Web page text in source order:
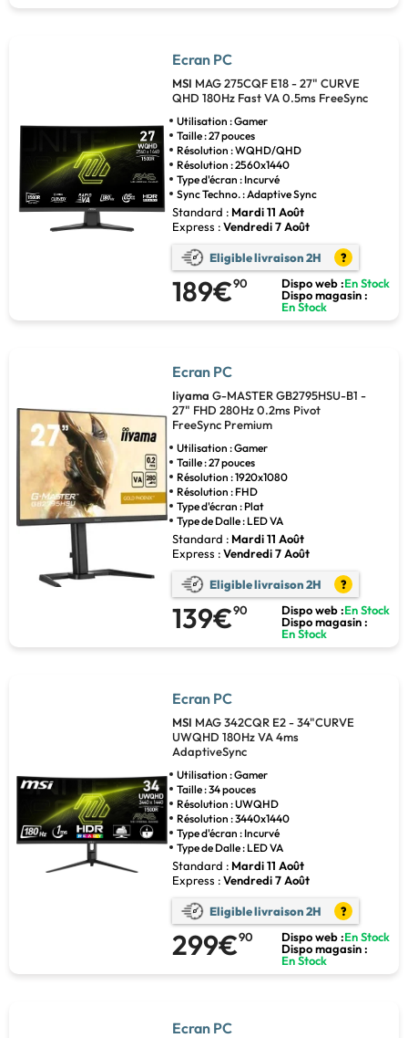
Ecran PC
MSI MAG 275CQF E18 - 27" CURVE
QHD 180Hz Fast VA 0.5ms FreeSync
Utilisation : Gamer
Taille : 27 pouces
Résolution : WQHD/QHD
Résolution : 2560x1440
Type d'écran : Incurvé
Sync Techno. : Adaptive Sync
Standard : Mardi 11 Août
Express :Vendredi 7 Août
Eligible livraison 2H ?
189€90 Dispo web :En Stock
Dispo magasin :
En Stock
Ecran PC
Iiyama G-MASTER GB2795HSU-B1 -
27" FHD 280Hz 0.2ms Pivot
FreeSync Premium
Utilisation : Gamer
Taille : 27 pouces
Résolution : 1920x1080
Résolution : FHD
Type d'écran : Plat
Type de Dalle : LED VA
Standard : Mardi 11 Août
Express :Vendredi 7 Août
Eligible livraison 2H ?
139€90 Dispo web :En Stock
Dispo magasin :
En Stock
Ecran PC
MSI MAG 342CQR E2 - 34"CURVE
UWQHD 180Hz VA 4ms
AdaptiveSync
Utilisation : Gamer
Taille : 34 pouces
Résolution : UWQHD
Résolution : 3440x1440
Type d'écran : Incurvé
Type de Dalle : LED VA
Standard : Mardi 11 Août
Express :Vendredi 7 Août
Eligible livraison 2H ?
299€90 Dispo web :En Stock
Dispo magasin :
En Stock
Ecran PC